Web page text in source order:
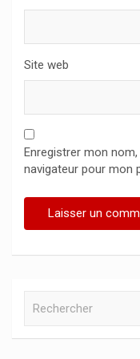
Site web
Enregistrer mon
navigateur pour mon